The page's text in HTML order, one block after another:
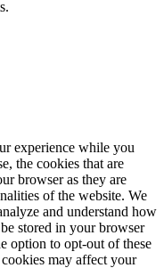
experience while you
the cookies that are
browser as they are
of the website. We
and understand how
stored in your browser
option to opt-out of these
may affect your